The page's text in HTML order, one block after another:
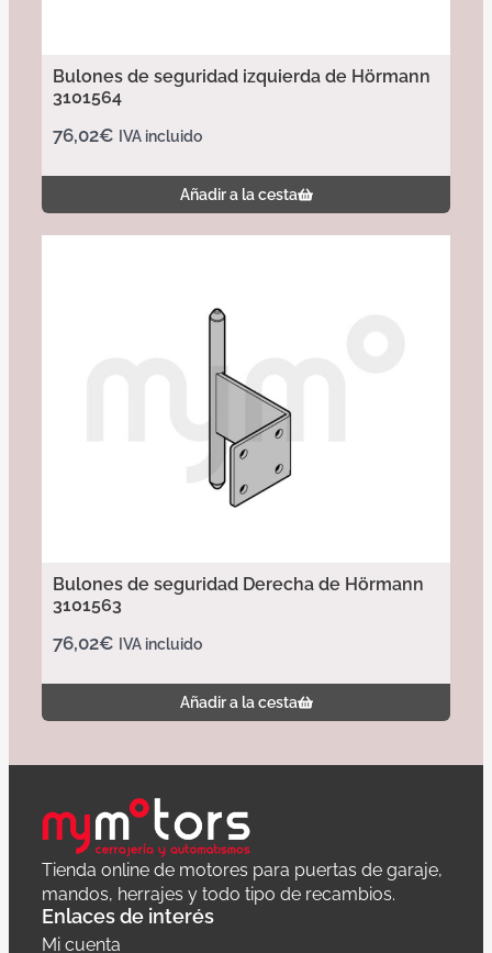
Bulones de seguridad izquierda de Hörmann
3101564
76,02€ IVA incluido
Añadir a la cesta
Bulones de seguridad Derecha de Hörmann
3101563
76,02€ IVA incluido
Añadir a la cesta
Tienda online de motores para puertas de garaje,
mandos, herrajes y todo tipo de recambios.
Enlaces de interés
Mi cuenta